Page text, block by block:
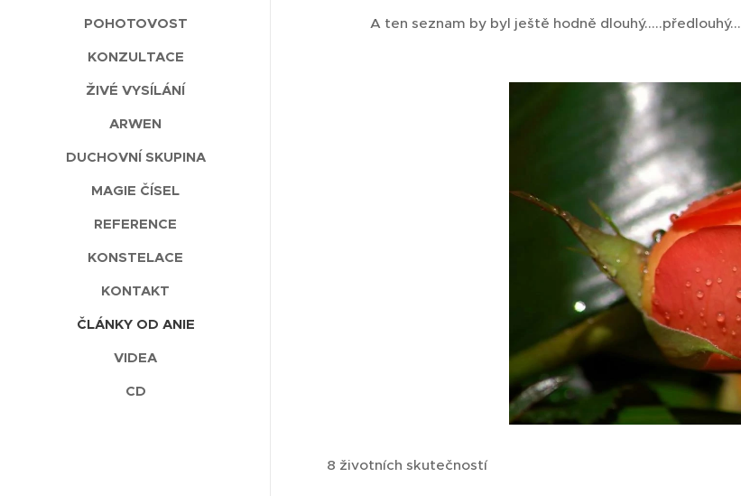
POHOTOVOST
KONZULTACE
ŽIVÉ VYSÍLÁNÍ
ARWEN
DUCHOVNÍ SKUPINA
MAGIE ČÍSEL
REFERENCE
KONSTELACE
KONTAKT
ČLÁNKY OD ANIE
VIDEA
CD
A ten seznam by byl ještě hodně dlouhý.....předlouhý...
8 životních skutečností